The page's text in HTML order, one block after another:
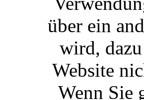
über ein
wird,
Website
Wenn Sie